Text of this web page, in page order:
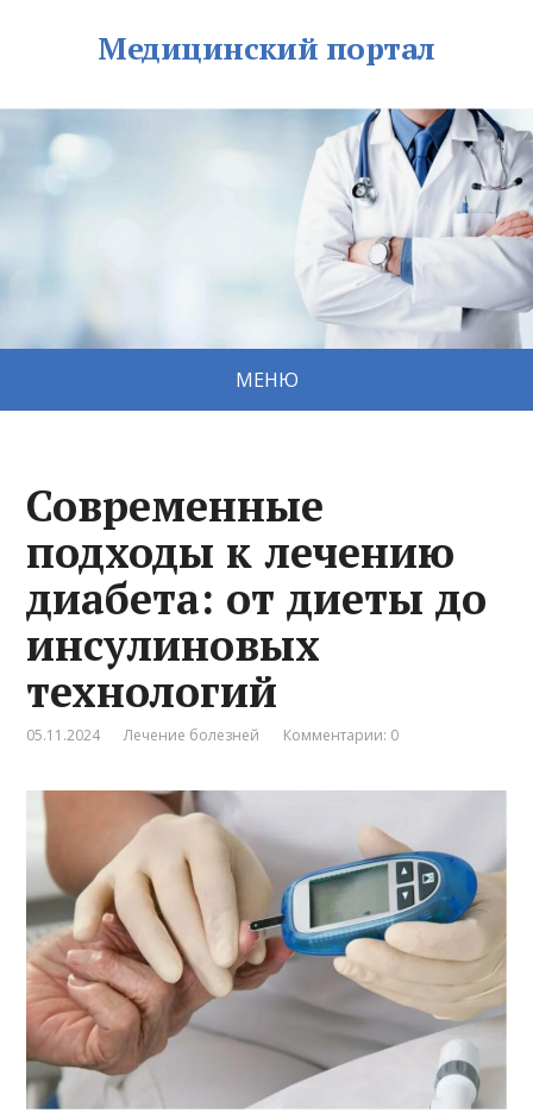
Медицинский портал
МЕНЮ
Современные
подходы к лечению
диабета: от диеты до
инсулиновых
технологий
05.11.2024 Лечение болезней Комментарии: 0